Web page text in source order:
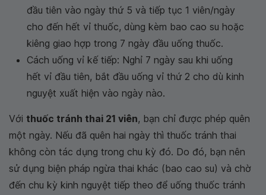
đầu tiên vào ngày thứ 5 và tiếp tục 1 viên/ngày
cho đến hết vỉ thuốc, dùng kèm bao cao su hoặc
kiêng giao hợp trong 7 ngày đầu uống thuốc.
Cách uống vỉ kế tiếp: Nghỉ 7 ngày sau khi uống
hết vỉ đầu tiên, bắt đầu uống vỉ thứ 2 cho dù kinh
nguyệt xuất hiện vào ngày nào.
Với thuốc tránh thai 21 viên, bạn chỉ được phép quên
một ngày. Nếu đã quên hai ngày thì thuốc tránh thai
không còn tác dụng trong chu kỳ đó. Do đó, bạn nên
sử dụng biện pháp ngừa thai khác (bao cao su) và chờ
đến chu kỳ kinh nguyệt tiếp theo để uống thuốc tránh